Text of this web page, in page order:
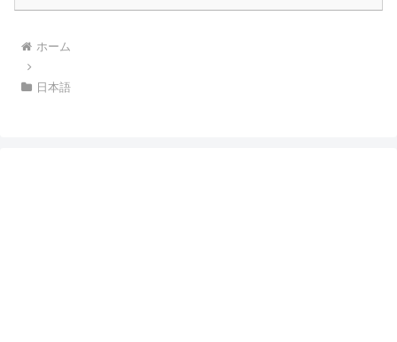
ホーム
日本語